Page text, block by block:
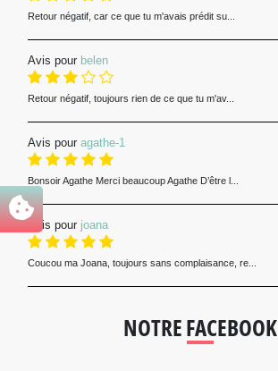
Retour négatif, car ce que tu m'avais prédit su...
Avis pour belen
Retour négatif, toujours rien de ce que tu m'av...
Avis pour agathe-1
Bonsoir Agathe Merci beaucoup Agathe D’être l...
Avis pour joana
Coucou ma Joana, toujours sans complaisance, re...
NOTRE FACEBOOK